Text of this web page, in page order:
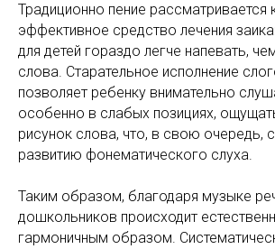
Традиционно пение рассматривается
эффективное средство лечения
для детей гораздо легче напевать,
слова. Старательное исполнение
позволяет ребенку внимательно
особенно в слабых позициях,
рисунок слова, что, в свою очередь,
развитию фонематического слуха.
Таким образом, благодаря музыке
дошкольников происходит
гармоничным образом.